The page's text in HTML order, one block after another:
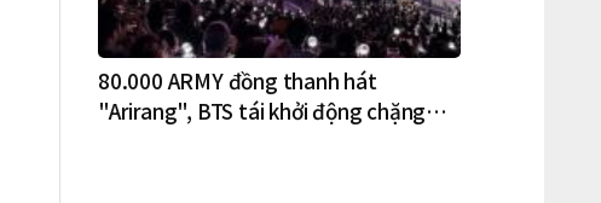
80.000 ARMY đồng thanh hát
"Arirang", BTS tái khởi động chặng